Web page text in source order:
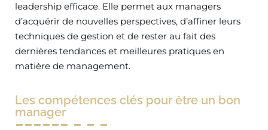
leadership efficace. Elle permet aux managers
d’acquérir de nouvelles perspectives, d’affiner leurs
techniques de gestion et de rester au fait des
dernières tendances et meilleures pratiques en
matière de management.
Les compétences clés pour être un bon
manager